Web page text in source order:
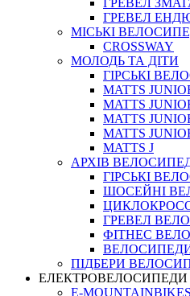
ГРЕВЕЛ
ГРЕВЕЛ
МІСЬКІ
CROSSWAY
МОЛОДЬ ТА ДІТИ
ГIРСЬКI
MATTS
MATTS
MATTS
MATTS
MATTS J
АРХIВ
ГІРСЬКІ
ШОСЕЙНІ
ГРЕВЕЛ
ФІТНЕС
ВЕЛОСИПЕДИ
ПIДБЕРИ
ЕЛЕКТРОВЕЛОСИПЕДИ
E-MOUNTAINBIKES